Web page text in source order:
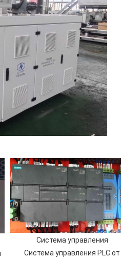
Система управления
Система управления PLC от